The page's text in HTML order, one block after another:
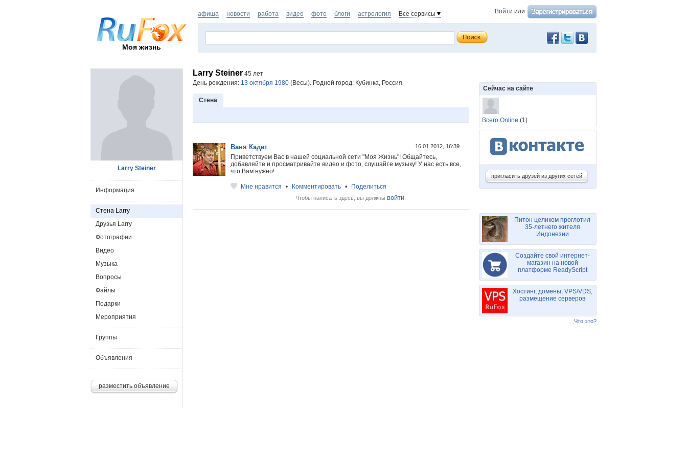
Моя жизнь
Войти или
афиша новости работа видео фото блоги астрология Все сервисы
Larry Steiner 45 лет
День рождения: 13 октября 1980 (Весы). Родной город: Кубинка, Россия
Стена
16.01.2012, 16:39
Ваня Кадет
Приветствуем Вас в нашей социальной сети "Моя Жизнь"! Общайтесь,
добавляйте и просматривайте видео и фото, слушайте музыку! У нас есть все,
что Вам нужно!
Мне нравится • Комментировать • Поделиться
Чтобы написать здесь, вы должны войти
Larry Steiner
Информация
Стена Larry
Друзья Larry
Фотографии
Видео
Музыка
Вопросы
Файлы
Подарки
Мероприятия
Группы
Объявления
разместить объявление
Сейчас на сайте
Всего Online (1)
пригласить друзей из других сетей
Питон целиком проглотил
35-летнего жителя
Индонезии
Создайте свой интернет-
магазин на новой
платформе ReadyScript
Хостинг, домены, VPS/VDS,
размещение серверов
Что это?